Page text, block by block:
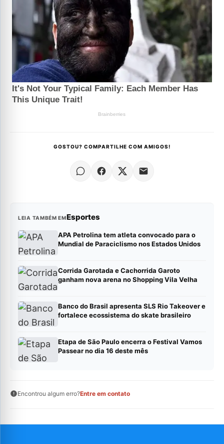
GOSTOU? COMPARTILHE COM AMIGOS!
LEIA TAMBÉM EMEsportes
APA Petrolina tem atleta convocado para o
Mundial de Paraciclismo nos Estados Unidos
Corrida Garotada e Cachorrida Garoto
ganham nova arena no Shopping Vila Velha
Banco do Brasil apresenta SLS Rio Takeover e
fortalece ecossistema do skate brasileiro
Etapa de São Paulo encerra o Festival Vamos
Passear no dia 16 deste mês
Encontrou algum erro?Entre em contato